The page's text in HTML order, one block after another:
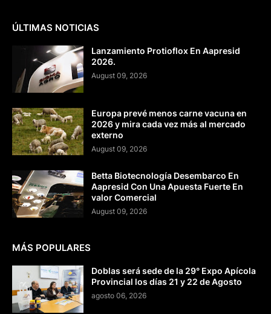
ÚLTIMAS NOTICIAS
Lanzamiento Protioflox En Aapresid
2026.
August 09, 2026
Europa prevé menos carne vacuna en
2026 y mira cada vez más al mercado
externo
August 09, 2026
Betta Biotecnología Desembarco En
Aapresid Con Una Apuesta Fuerte En
valor Comercial
August 09, 2026
MÁS POPULARES
Doblas será sede de la 29° Expo Apícola
Provincial los días 21 y 22 de Agosto
agosto 06, 2026